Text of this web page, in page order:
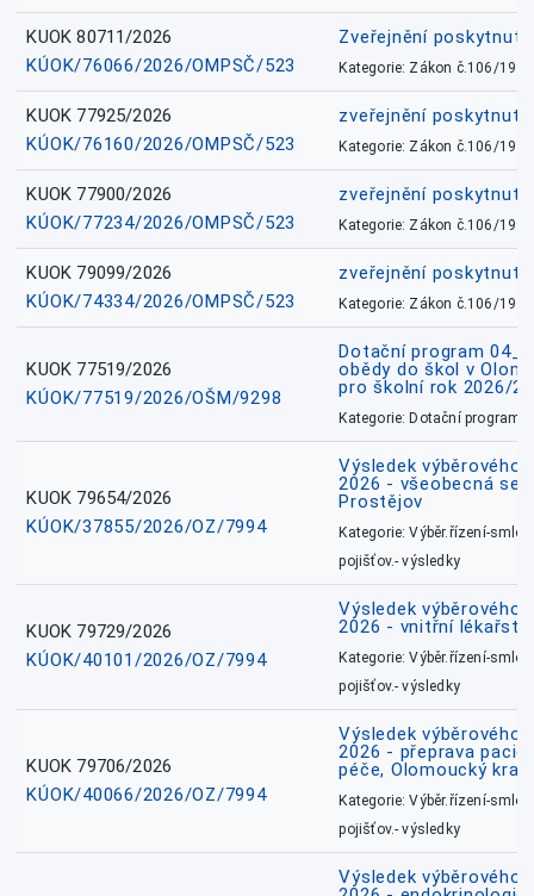
KUOK 80711/2026
KÚOK/76066/2026/OMPSČ/523
Zveřejnění
Kategorie: Zákon č.106/1999
KUOK 77925/2026
KÚOK/76160/2026/OMPSČ/523
zveřejnění
Kategorie: Zákon č.106/1999
KUOK 77900/2026
KÚOK/77234/2026/OMPSČ/523
zveřejnění
Kategorie: Zákon č.106/1999
KUOK 79099/2026
KÚOK/74334/2026/OMPSČ/523
zveřejnění
Kategorie: Zákon č.106/1999
KUOK 77519/2026
KÚOK/77519/2026/OŠM/9298
Dotační program
obědy do škol v
pro školní rok 2026/
Kategorie: Dotační
KUOK 79654/2026
KÚOK/37855/2026/OZ/7994
Výsledek výběrového
2026 - všeobecná
Prostějov
Kategorie: Výběr.řízení-
pojišťov.- výsledky
KUOK 79729/2026
KÚOK/40101/2026/OZ/7994
Výsledek výběrového
2026 - vnitřní
Kategorie: Výběr.řízení-
pojišťov.- výsledky
KUOK 79706/2026
KÚOK/40066/2026/OZ/7994
Výsledek výběrového
2026 - přeprava
péče, Olomoucký kraj
Kategorie: Výběr.řízení-
pojišťov.- výsledky
Výsledek výběrového